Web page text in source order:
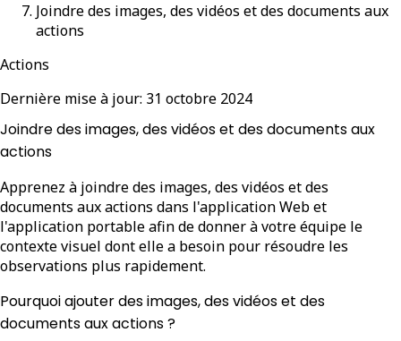
Joindre des images, des vidéos et des documents aux
actions
Actions
Dernière mise à jour: 31 octobre 2024
Joindre des images, des vidéos et des documents aux
actions
Apprenez à joindre des images, des vidéos et des
documents aux actions dans l'application Web et
l'application portable afin de donner à votre équipe le
contexte visuel dont elle a besoin pour résoudre les
observations plus rapidement.
Pourquoi ajouter des images, des vidéos et des
documents aux actions ?